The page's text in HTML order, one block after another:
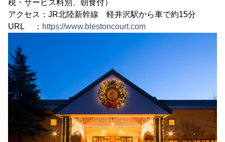
税・サービス料別、朝食付）
アクセス：JR北陸新幹線 軽井沢駅から車で約15分
URL ： https://www.blestoncourt.com